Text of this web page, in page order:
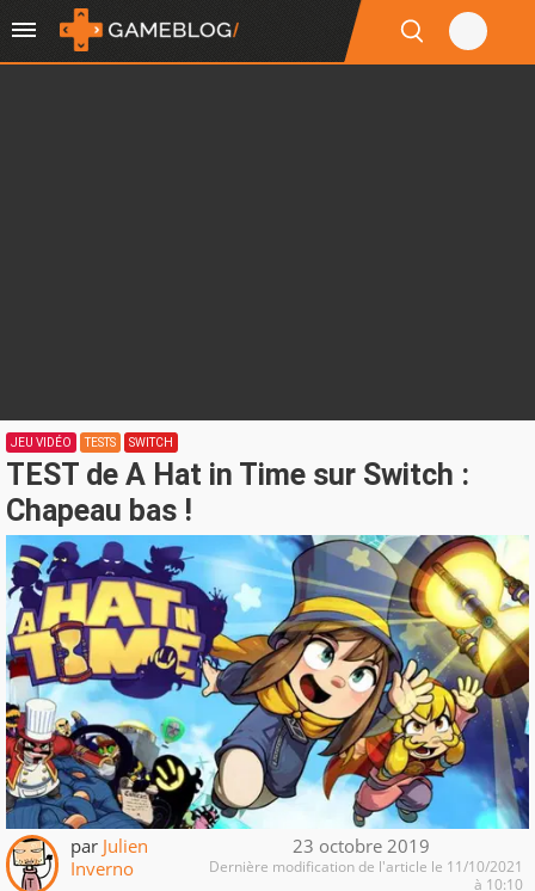
JEU VIDÉO TESTS SWITCH
TEST de A Hat in Time sur Switch :
Chapeau bas !
par Julien
Inverno
23 octobre 2019
Dernière modification de l'article le 11/10/2021
à 10:10